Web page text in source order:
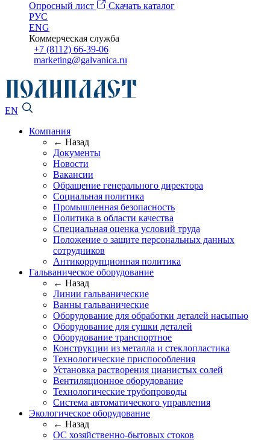
Опросный лист
Скачать каталог
РУС
ENG
Коммерческая служба
+7 (8112) 66-39-06
marketing@galvanica.ru
EN
Компания
← Назад
Документы
Новости
Вакансии
Обращение генерального директора
Социальная политика
Промышленная безопасность
Политика в области качества
Специальная оценка условий труда
Положение о защите персональных данных
сотрудников
Антикоррупционная политика
Гальваническое оборудование
← Назад
Линии гальванические
Ванны гальванические
Оборудование для обработки деталей насыпью
Оборудование для сушки деталей
Оборудование транспортное
Конструкции из металла и стеклопластика
Технологические приспособления
Установка растворения цианистых солей
Вентиляционное оборудование
Технологические трубопроводы
Система автоматического управления
Экологическое оборудование
← Назад
ОС хозяйственно-бытовых стоков